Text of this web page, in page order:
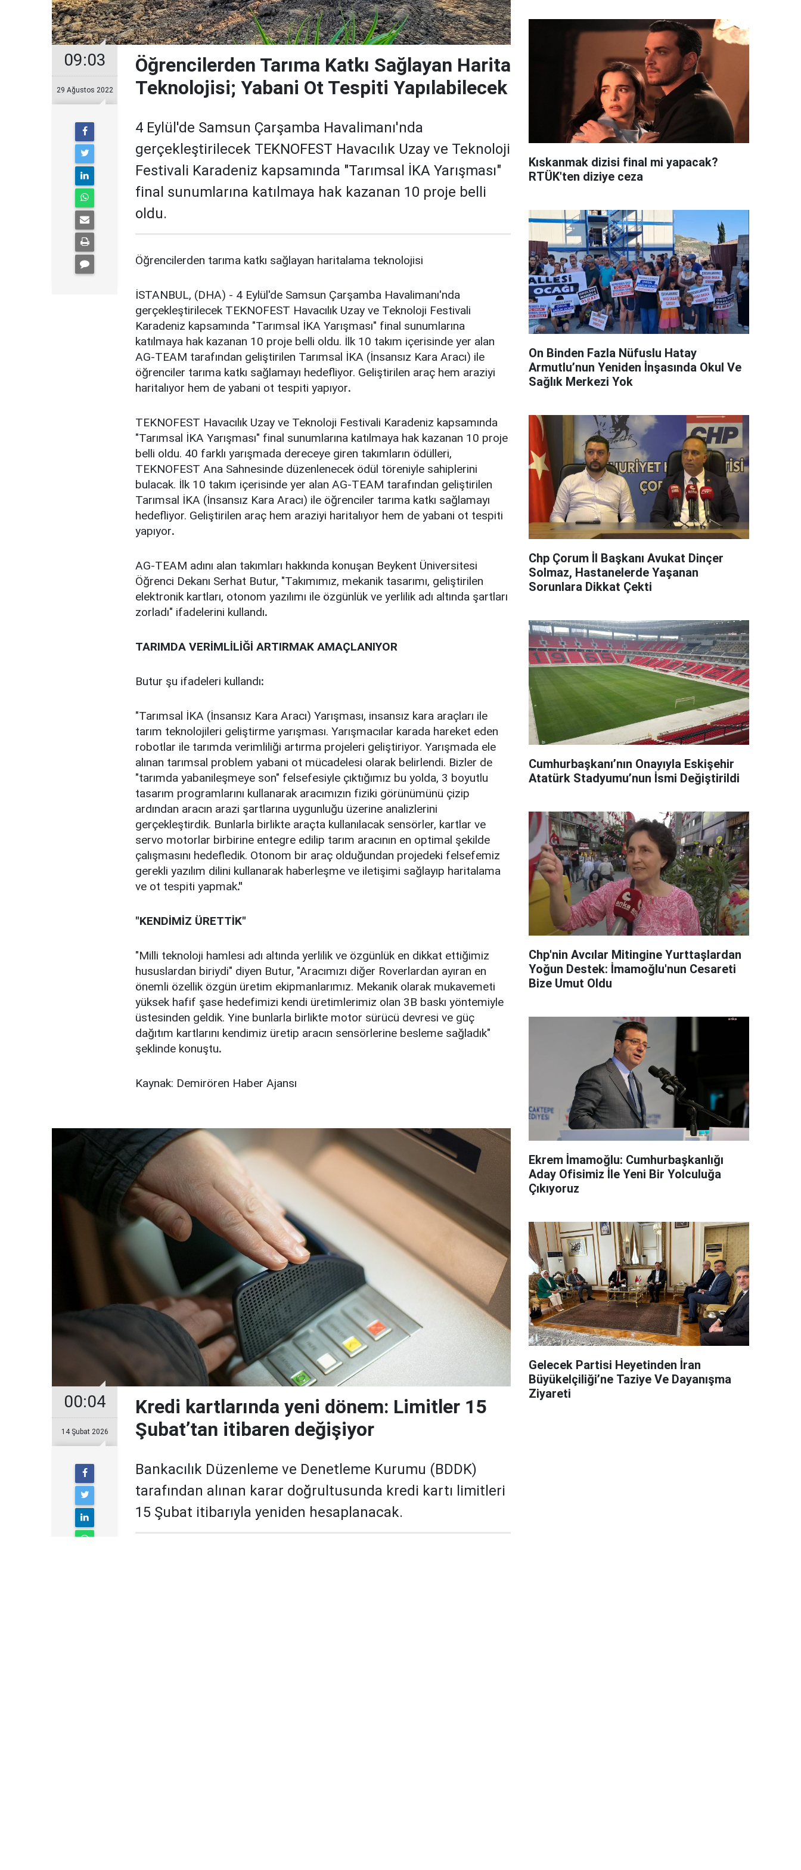
09:03
29 Ağustos 2022
Öğrencilerden Tarıma Katkı Sağlayan Harita
Teknolojisi; Yabani Ot Tespiti Yapılabilecek
4 Eylül'de Samsun Çarşamba Havalimanı'nda
gerçekleştirilecek TEKNOFEST Havacılık Uzay ve Teknoloji
Festivali Karadeniz kapsamında "Tarımsal İKA Yarışması"
final sunumlarına katılmaya hak kazanan 10 proje belli
oldu.
Öğrencilerden tarıma katkı sağlayan haritalama teknolojisi
İSTANBUL, (DHA) - 4 Eylül'de Samsun Çarşamba Havalimanı'nda
gerçekleştirilecek TEKNOFEST Havacılık Uzay ve Teknoloji Festivali
Karadeniz kapsamında "Tarımsal İKA Yarışması" final sunumlarına
katılmaya hak kazanan 10 proje belli oldu. İlk 10 takım içerisinde yer alan
AG-TEAM tarafından geliştirilen Tarımsal İKA (İnsansız Kara Aracı) ile
öğrenciler tarıma katkı sağlamayı hedefliyor. Geliştirilen araç hem araziyi
haritalıyor hem de yabani ot tespiti yapıyor.
TEKNOFEST Havacılık Uzay ve Teknoloji Festivali Karadeniz kapsamında
"Tarımsal İKA Yarışması" final sunumlarına katılmaya hak kazanan 10 proje
belli oldu. 40 farklı yarışmada dereceye giren takımların ödülleri,
TEKNOFEST Ana Sahnesinde düzenlenecek ödül töreniyle sahiplerini
bulacak. İlk 10 takım içerisinde yer alan AG-TEAM tarafından geliştirilen
Tarımsal İKA (İnsansız Kara Aracı) ile öğrenciler tarıma katkı sağlamayı
hedefliyor. Geliştirilen araç hem araziyi haritalıyor hem de yabani ot tespiti
yapıyor.
AG-TEAM adını alan takımları hakkında konuşan Beykent Üniversitesi
Öğrenci Dekanı Serhat Butur, "Takımımız, mekanik tasarımı, geliştirilen
elektronik kartları, otonom yazılımı ile özgünlük ve yerlilik adı altında şartları
zorladı" ifadelerini kullandı.
TARIMDA VERİMLİLİĞİ ARTIRMAK AMAÇLANIYOR
Butur şu ifadeleri kullandı:
"Tarımsal İKA (İnsansız Kara Aracı) Yarışması, insansız kara araçları ile
tarım teknolojileri geliştirme yarışması. Yarışmacılar karada hareket eden
robotlar ile tarımda verimliliği artırma projeleri geliştiriyor. Yarışmada ele
alınan tarımsal problem yabani ot mücadelesi olarak belirlendi. Bizler de
"tarımda yabanileşmeye son" felsefesiyle çıktığımız bu yolda, 3 boyutlu
tasarım programlarını kullanarak aracımızın fiziki görünümünü çizip
ardından aracın arazi şartlarına uygunluğu üzerine analizlerini
gerçekleştirdik. Bunlarla birlikte araçta kullanılacak sensörler, kartlar ve
servo motorlar birbirine entegre edilip tarım aracının en optimal şekilde
çalışmasını hedefledik. Otonom bir araç olduğundan projedeki felsefemiz
gerekli yazılım dilini kullanarak haberleşme ve iletişimi sağlayıp haritalama
ve ot tespiti yapmak."
"KENDİMİZ ÜRETTİK"
"Milli teknoloji hamlesi adı altında yerlilik ve özgünlük en dikkat ettiğimiz
hususlardan biriydi" diyen Butur, "Aracımızı diğer Roverlardan ayıran en
önemli özellik özgün üretim ekipmanlarımız. Mekanik olarak mukavemeti
yüksek hafif şase hedefimizi kendi üretimlerimiz olan 3B baskı yöntemiyle
üstesinden geldik. Yine bunlarla birlikte motor sürücü devresi ve güç
dağıtım kartlarını kendimiz üretip aracın sensörlerine besleme sağladık"
şeklinde konuştu.
Kaynak: Demirören Haber Ajansı
00:04
14 Şubat 2026
Kredi kartlarında yeni dönem: Limitler 15
Şubat’tan itibaren değişiyor
Bankacılık Düzenleme ve Denetleme Kurumu (BDDK)
tarafından alınan karar doğrultusunda kredi kartı limitleri
15 Şubat itibarıyla yeniden hesaplanacak.
Kıskanmak dizisi final mi yapacak?
RTÜK'ten diziye ceza
On Binden Fazla Nüfuslu Hatay
Armutlu’nun Yeniden İnşasında Okul Ve
Sağlık Merkezi Yok
Chp Çorum İl Başkanı Avukat Dinçer
Solmaz, Hastanelerde Yaşanan
Sorunlara Dikkat Çekti
Cumhurbaşkanı’nın Onayıyla Eskişehir
Atatürk Stadyumu’nun İsmi Değiştirildi
Chp'nin Avcılar Mitingine Yurttaşlardan
Yoğun Destek: İmamoğlu'nun Cesareti
Bize Umut Oldu
Ekrem İmamoğlu: Cumhurbaşkanlığı
Aday Ofisimiz İle Yeni Bir Yolculuğa
Çıkıyoruz
Gelecek Partisi Heyetinden İran
Büyükelçiliği’ne Taziye Ve Dayanışma
Ziyareti